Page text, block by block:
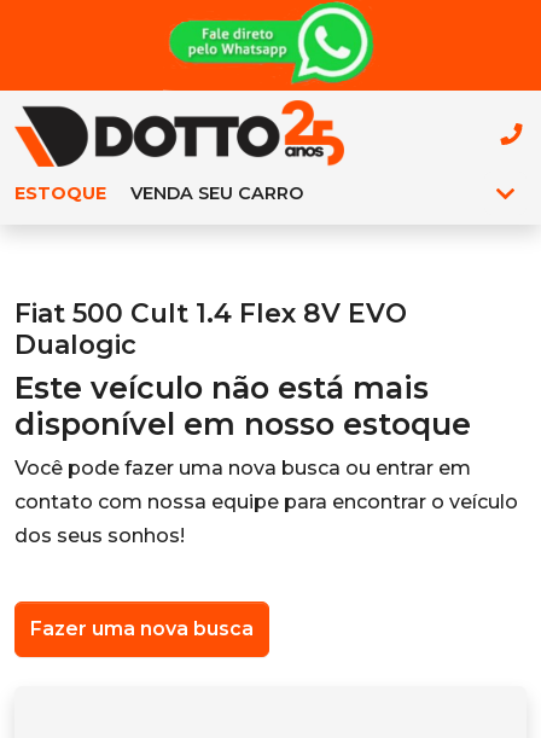
ESTOQUE VENDA SEU CARRO
Fiat 500 Cult 1.4 Flex 8V EVO
Dualogic
Este veículo não está mais
disponível em nosso estoque
Você pode fazer uma nova busca ou entrar em
contato com nossa equipe para encontrar o veículo
dos seus sonhos!
Fazer uma nova busca